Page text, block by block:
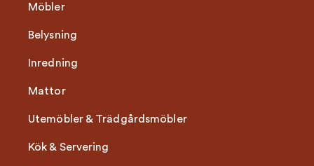
Möbler
Belysning
Inredning
Mattor
Utemöbler & Trädgårdsmöbler
Kök & Servering